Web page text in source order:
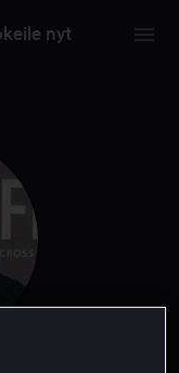
nyt